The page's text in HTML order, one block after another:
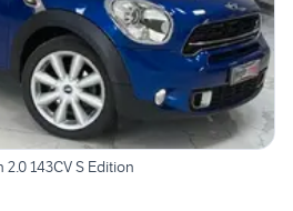
143CV S Edition